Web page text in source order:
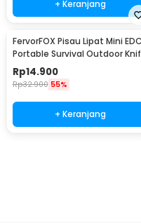
+ Keranjang
FervorFOX Pisau Lipat Mini EDC
Portable Survival Outdoor
- PMT5
Rp14.900
Rp32.900 55%
+ Keranjang